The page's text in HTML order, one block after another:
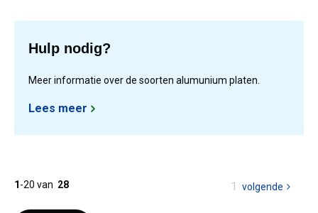
Hulp nodig?
Meer informatie over de soorten alumunium platen.
Lees meer
1-20 van 28
U1 volgende pagina